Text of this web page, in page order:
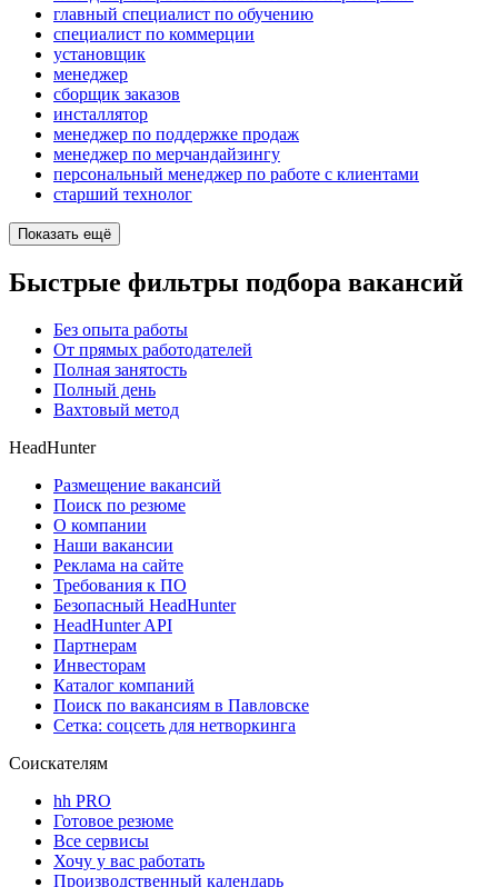
главный специалист по обучению
специалист по коммерции
установщик
менеджер
сборщик заказов
инсталлятор
менеджер по поддержке продаж
менеджер по мерчандайзингу
персональный менеджер по работе с клиентами
старший технолог
Показать ещё
Быстрые фильтры подбора вакансий
Без опыта работы
От прямых работодателей
Полная занятость
Полный день
Вахтовый метод
HeadHunter
Размещение вакансий
Поиск по резюме
О компании
Наши вакансии
Реклама на сайте
Требования к ПО
Безопасный HeadHunter
HeadHunter API
Партнерам
Инвесторам
Каталог компаний
Поиск по вакансиям в Павловске
Сетка: соцсеть для нетворкинга
Соискателям
hh PRO
Готовое резюме
Все сервисы
Хочу у вас работать
Производственный календарь